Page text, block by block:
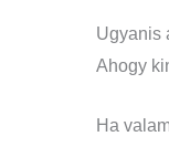
Ugyanis
Ahogy
Ha